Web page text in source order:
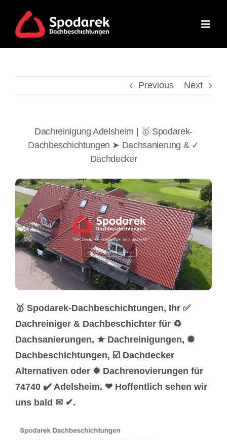
content
Previous Next
Dachreinigung Adelsheim | 🥇 Spodarek-
Dachbeschichtungen ➤ Dachsanierung & ✓
Dachdecker
🥇 Spodarek-Dachbeschichtungen, Ihr ✅
Dachreiniger & Dachbeschichter für ♻
Dachsanierungen, ★ Dachreinigungen, ✺
Dachbeschichtungen, ☑️ Dachdecker
Alternativen oder ✹ Dachrenovierungen für
74740 ✔️ Adelsheim. ❤ Hoffentlich sehen wir
uns bald ✉ ✔.